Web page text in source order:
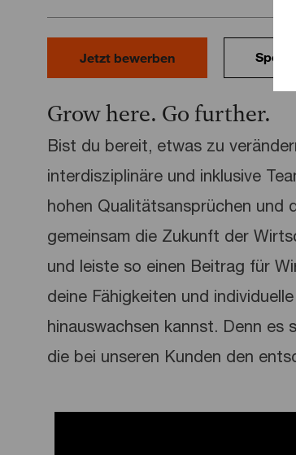
Jetzt bewerben
Grow here. Go further.
Bist du bereit, etwas zu
interdisziplinäre und inklusive
hohen Qualitätsansprüchen und
gemeinsam die Zukunft der
und leiste so einen Beitrag für
deine Fähigkeiten und
hinauswachsen kannst. Denn es
die bei unseren Kunden den